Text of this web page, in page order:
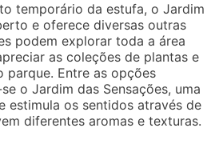
temporário da estufa, o Jardim
e oferece diversas outras
podem explorar toda a área
as coleções de plantas e
parque. Entre as opções
o Jardim das Sensações, uma
estimula os sentidos através de
diferentes aromas e texturas.